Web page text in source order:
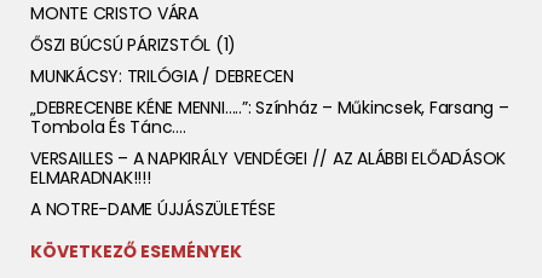
MONTE CRISTO VÁRA
ŐSZI BÚCSÚ PÁRIZSTÓL (1)
MUNKÁCSY: TRILÓGIA / DEBRECEN
„DEBRECENBE KÉNE MENNI…..”: Színház – Műkincsek, Farsang –
Tombola És Tánc….
VERSAILLES – A NAPKIRÁLY VENDÉGEI // AZ ALÁBBI ELŐADÁSOK
ELMARADNAK!!!!
A NOTRE-DAME ÚJJÁSZÜLETÉSE
KÖVETKEZŐ ESEMÉNYEK